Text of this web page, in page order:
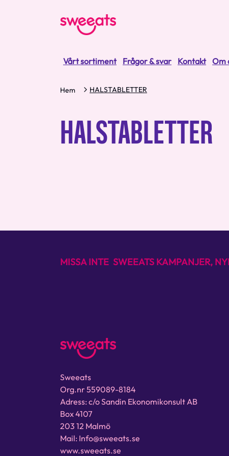
Vårt sortiment Frågor & svar Kontakt Om
Hem HALSTABLETTER
HALSTABLETTER
MISSA INTE SWEEATS KAMPANJER,
Sweeats
Org.nr 559089-8184
Adress: c/o Sandin Ekonomikonsult AB
Box 4107
203 12 Malmö
Mail: Info@sweeats.se
www.sweeats.se